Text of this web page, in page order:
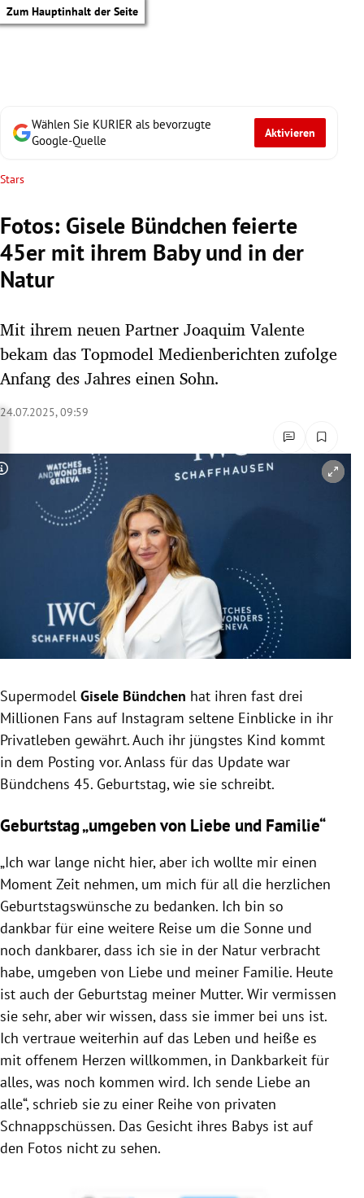
Zum Hauptinhalt der Seite
Untermenü
Untermenü
Untermenü
Untermenü
Untermenü
Untermenü
Untermenü
Wählen Sie KURIER als bevorzugte
Google-Quelle
Aktivieren
Stars
Fotos: Gisele Bündchen feierte
45er mit ihrem Baby und in der
Natur
Mit ihrem neuen Partner Joaquim Valente
bekam das Topmodel Medienberichten zufolge
Anfang des Jahres einen Sohn.
24.07.2025, 09:59
Copyright-Hinweis öffnen/schließen
Supermodel Gisele Bündchen hat ihren fast drei
Millionen Fans auf Instagram seltene Einblicke in ihr
Privatleben gewährt. Auch ihr jüngstes Kind kommt
in dem Posting vor. Anlass für das Update war
Bündchens 45. Geburtstag, wie sie schreibt.
Geburtstag „umgeben von Liebe und Familie“
„Ich war lange nicht hier, aber ich wollte mir einen
Moment Zeit nehmen, um mich für all die herzlichen
Geburtstagswünsche zu bedanken. Ich bin so
dankbar für eine weitere Reise um die Sonne und
noch dankbarer, dass ich sie in der Natur verbracht
habe, umgeben von Liebe und meiner Familie. Heute
ist auch der Geburtstag meiner Mutter. Wir vermissen
sie sehr, aber wir wissen, dass sie immer bei uns ist.
Ich vertraue weiterhin auf das Leben und heiße es
mit offenem Herzen willkommen, in Dankbarkeit für
alles, was noch kommen wird. Ich sende Liebe an
alle“, schrieb sie zu einer Reihe von privaten
Schnappschüssen. Das Gesicht ihres Babys ist auf
den Fotos nicht zu sehen.